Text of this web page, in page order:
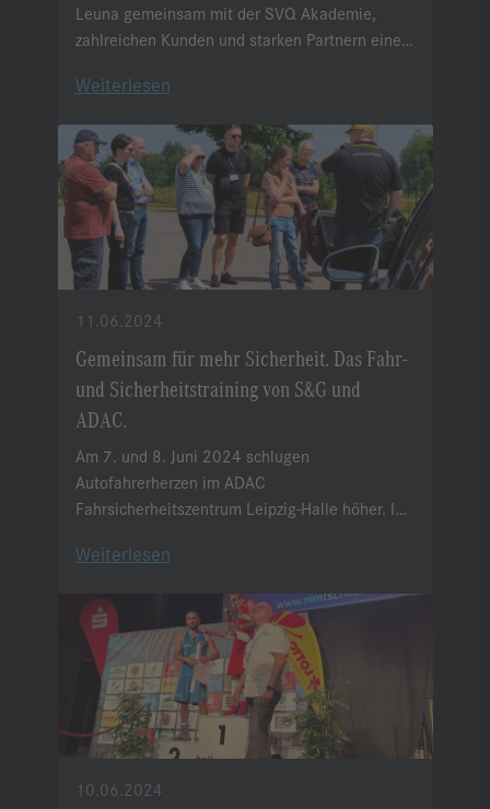
Leuna gemeinsam mit der SVQ Akademie,
zahlreichen Kunden und starken Partnern einen
Weiterlesen
11.06.2024
Gemeinsam für mehr Sicherheit. Das Fahr-
und Sicherheitstraining von S&G und
ADAC.
Am 7. und 8. Juni 2024 schlugen
Autofahrerherzen im ADAC
Fahrsicherheitszentrum Leipzig-Halle höher. Im
Kundenveranstaltungen find wieder unser
Weiterlesen
10.06.2024